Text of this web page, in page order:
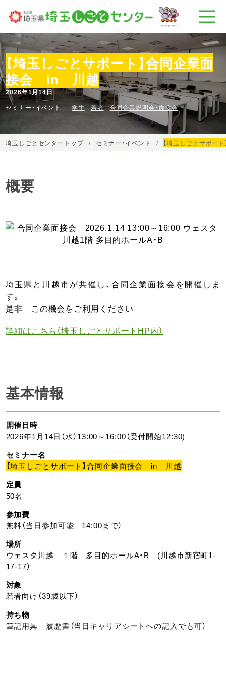
【埼玉しごとサポート】合同企業面
接会 in 川越
2026年1月14日
セミナー・イベント
学生 若者 合同企業説明会・面接会
埼玉しごとセンタートップ セミナー・イベント 【埼玉しごとサポ
概要
埼玉県と川越市が共催し、合同企業面接会を開催しま
す。
是非 この機会をご利用ください
詳細はこちら（埼玉しごとサポートHP内）
基本情報
開催日時
2026年1月14日（水）13:00～16:00（受付開始12:30)
セミナー名
【埼玉しごとサポート】合同企業面接会 in 川越
定員
50名
参加費
無料（当日参加可能 14:00まで）
場所
ウェスタ川越 １階 多目的ホールA・B (川越市新宿町1-
17-17）
対象
若者向け（39歳以下）
持ち物
筆記用具 履歴書（当日キャリアシートへの記入でも可）